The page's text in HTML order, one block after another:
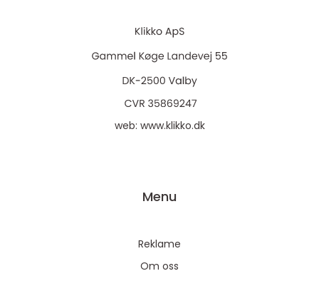
web: www.klikko.dk
Menu
Reklame
Om oss